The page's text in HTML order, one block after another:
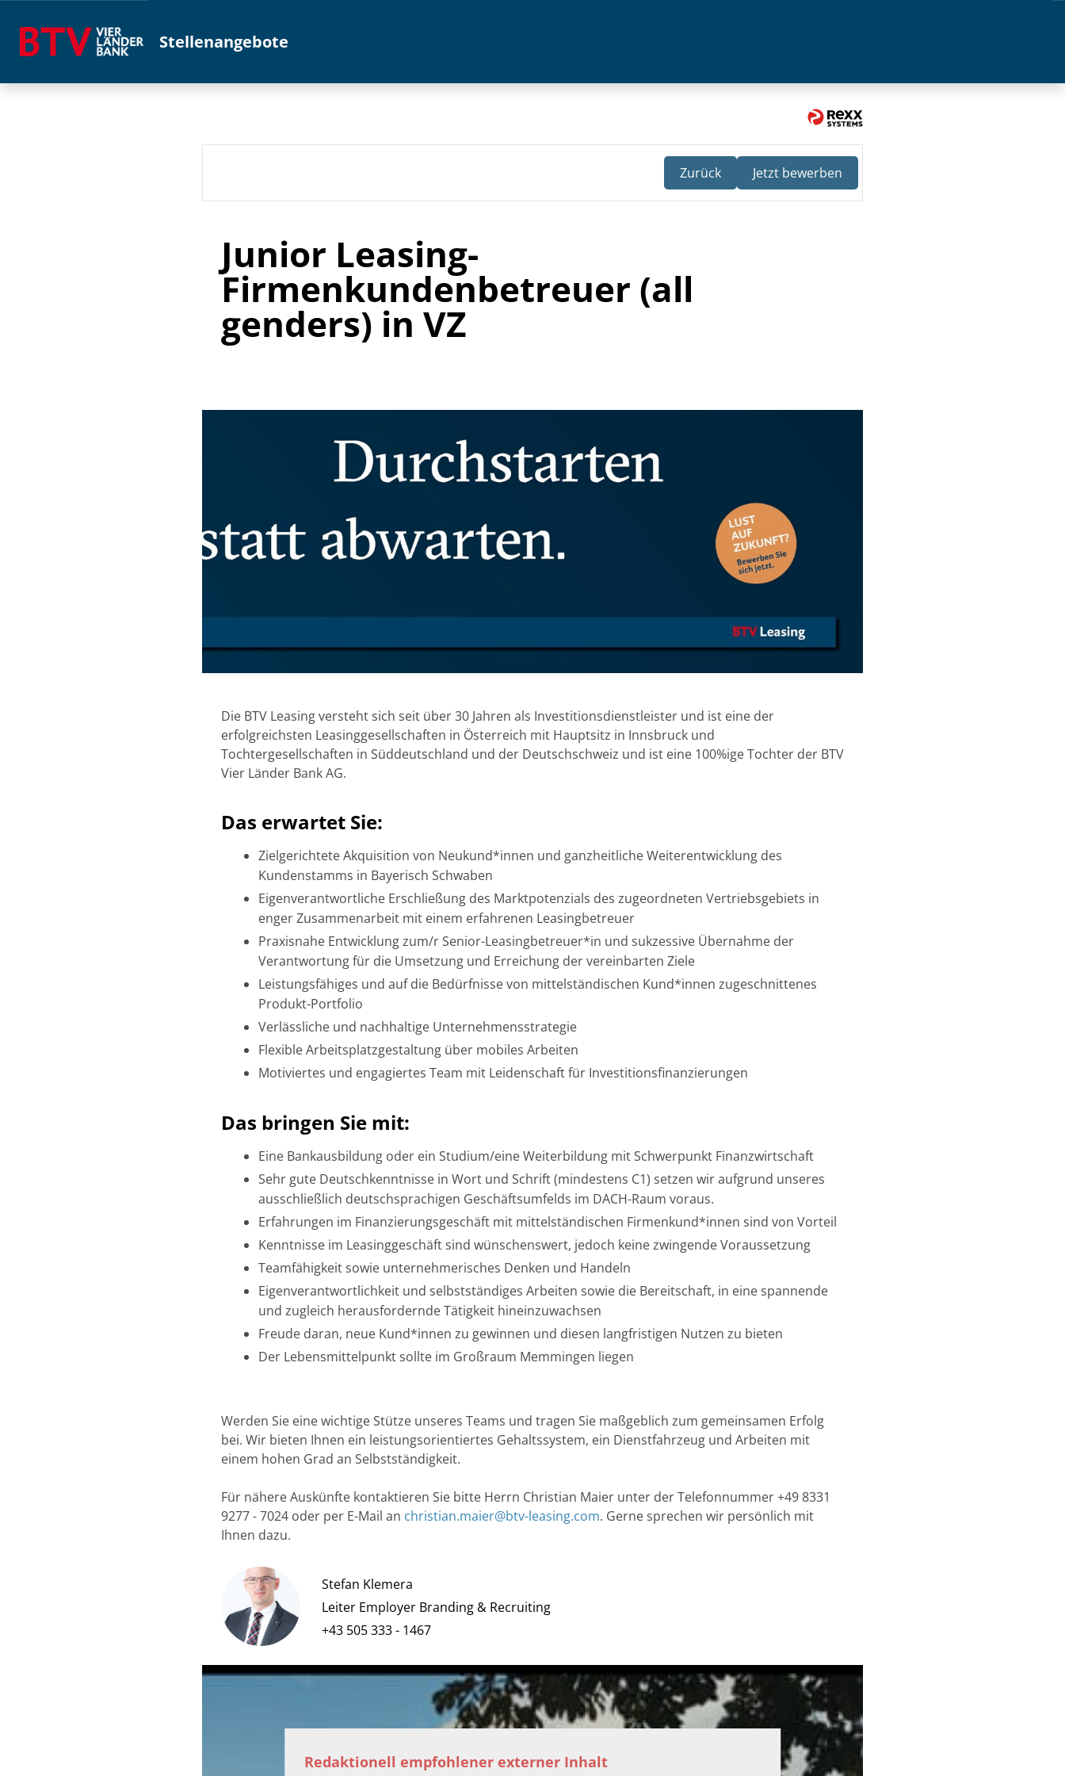
Stellenangebote
Zurück Jetzt bewerben
Junior Leasing-
Firmenkundenbetreuer (all
genders) in VZ
Die BTV Leasing versteht sich seit über 30 Jahren als Investitionsdienstleister und ist eine der
erfolgreichsten Leasinggesellschaften in Österreich mit Hauptsitz in Innsbruck und
Tochtergesellschaften in Süddeutschland und der Deutschschweiz und ist eine 100%ige Tochter der BTV
Vier Länder Bank AG.
Das erwartet Sie:
Zielgerichtete Akquisition von Neukund*innen und ganzheitliche Weiterentwicklung des
Kundenstamms in Bayerisch Schwaben
Eigenverantwortliche Erschließung des Marktpotenzials des zugeordneten Vertriebsgebiets in
enger Zusammenarbeit mit einem erfahrenen Leasingbetreuer
Praxisnahe Entwicklung zum/r Senior-Leasingbetreuer*in und sukzessive Übernahme der
Verantwortung für die Umsetzung und Erreichung der vereinbarten Ziele
Leistungsfähiges und auf die Bedürfnisse von mittelständischen Kund*innen zugeschnittenes
Produkt-Portfolio
Verlässliche und nachhaltige Unternehmensstrategie
Flexible Arbeitsplatzgestaltung über mobiles Arbeiten
Motiviertes und engagiertes Team mit Leidenschaft für Investitionsfinanzierungen
Das bringen Sie mit:
Eine Bankausbildung oder ein Studium/eine Weiterbildung mit Schwerpunkt Finanzwirtschaft
Sehr gute Deutschkenntnisse in Wort und Schrift (mindestens C1) setzen wir aufgrund unseres
ausschließlich deutschsprachigen Geschäftsumfelds im DACH-Raum voraus.
Erfahrungen im Finanzierungsgeschäft mit mittelständischen Firmenkund*innen sind von Vorteil
Kenntnisse im Leasinggeschäft sind wünschenswert, jedoch keine zwingende Voraussetzung
Teamfähigkeit sowie unternehmerisches Denken und Handeln
Eigenverantwortlichkeit und selbstständiges Arbeiten sowie die Bereitschaft, in eine spannende
und zugleich herausfordernde Tätigkeit hineinzuwachsen
Freude daran, neue Kund*innen zu gewinnen und diesen langfristigen Nutzen zu bieten
Der Lebensmittelpunkt sollte im Großraum Memmingen liegen
Werden Sie eine wichtige Stütze unseres Teams und tragen Sie maßgeblich zum gemeinsamen Erfolg
bei. Wir bieten Ihnen ein leistungsorientiertes Gehaltssystem, ein Dienstfahrzeug und Arbeiten mit
einem hohen Grad an Selbstständigkeit.
Für nähere Auskünfte kontaktieren Sie bitte Herrn Christian Maier unter der Telefonnummer +49 8331
9277 - 7024 oder per E-Mail an christian.maier@btv-leasing.com. Gerne sprechen wir persönlich mit
Ihnen dazu.
Stefan Klemera
Leiter Employer Branding & Recruiting
+43 505 333 - 1467
Redaktionell empfohlener externer Inhalt